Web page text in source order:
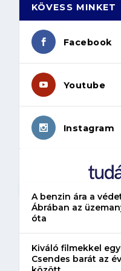
KÖVESS MINKET
Facebook
Youtube
Instagram
A benzin ára a
Ábrában az
óta
Kiváló filmekkel
Csendes barát az